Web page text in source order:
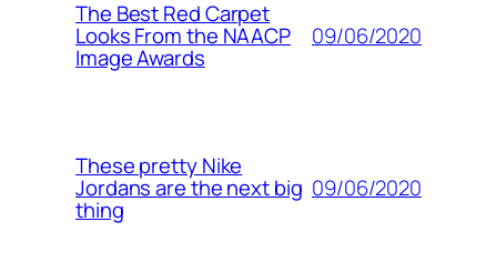
The Best Red Carpet
Looks From the NAACP
Image Awards
09/06/2020
These pretty Nike
Jordans are the next big
thing
09/06/2020